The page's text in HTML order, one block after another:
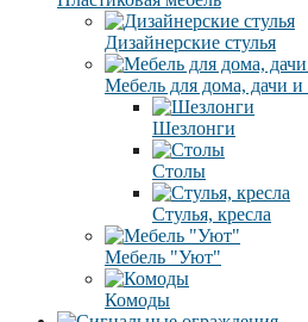
Дизайнерские стулья
Мебель для дома, дачи и
Шезлонги
Столы
Стулья, кресла
Мебель "Уют"
Комоды